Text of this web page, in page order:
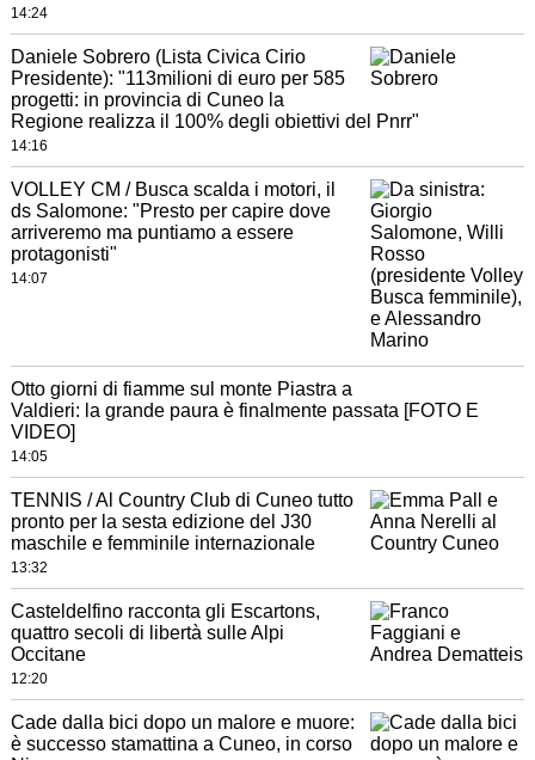
14:24
Daniele Sobrero (Lista Civica Cirio
Presidente): "113milioni di euro per 585
progetti: in provincia di Cuneo la
Regione realizza il 100% degli obiettivi del Pnrr"
14:16
VOLLEY CM / Busca scalda i motori, il
ds Salomone: "Presto per capire dove
arriveremo ma puntiamo a essere
protagonisti"
14:07
Otto giorni di fiamme sul monte Piastra a
Valdieri: la grande paura è finalmente passata [FOTO E
VIDEO]
14:05
TENNIS / Al Country Club di Cuneo tutto
pronto per la sesta edizione del J30
maschile e femminile internazionale
13:32
Casteldelfino racconta gli Escartons,
quattro secoli di libertà sulle Alpi
Occitane
12:20
Cade dalla bici dopo un malore e muore:
è successo stamattina a Cuneo, in corso